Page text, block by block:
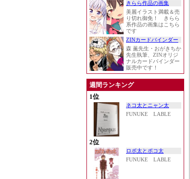
きらら作品の画集
美麗イラスト満載＆売
り切れ御免！ きらら
系作品の画集はこちら
です
ZINカードバインダー
森 薫先生・おがきちか
先生執筆、ZINオリジ
ナルカードバインダー
販売中です！
週間ランキング
1位
ネコ太とニャン太
FUNUKE LABLE
2位
ロボ太とポコ太
FUNUKE LABLE